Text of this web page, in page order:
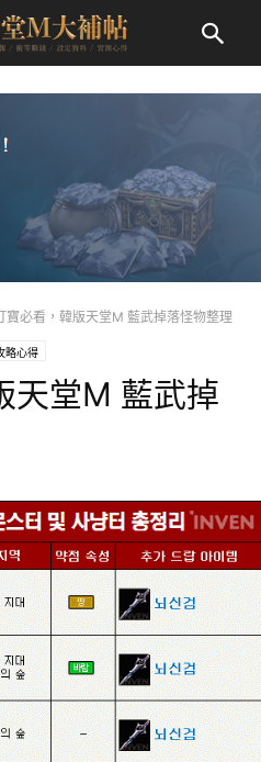
寶必看，韓版天堂M 藍武掉落怪物整理
略心得
天堂M 藍武掉